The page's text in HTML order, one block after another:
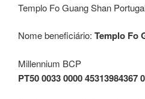
Templo Fo Guang Shan
Nome beneficiário: Templo Fo
Millennium BCP
PT50 0033 0000 45313984367